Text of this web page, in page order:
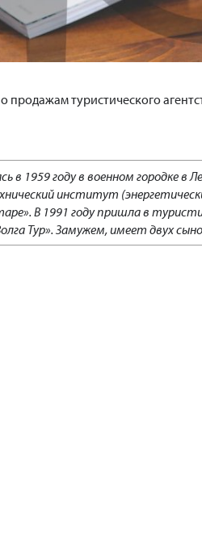
туристического
в 1959 году в военном городке в
институт
В 1991 году пришла в
Тур». Замужем, имеет двух